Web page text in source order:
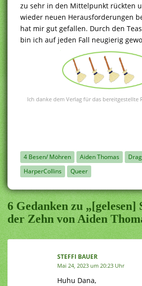
zu sehr in den Mittelpunkt rückten
wieder neuen Herausforderungen
hat mir gut gefallen. Durch den
bin ich auf jeden Fall neugierig
Ich danke dem Verlag für das bereitgestellte
4 Besen/ Möhren Aiden Thomas
HarperCollins
Queer
6 Gedanken zu „[gelesen]
der Zehn von Aiden
STEFFI BAUER
Mai 24, 2023 um 20:23 Uhr
Huhu Dana,